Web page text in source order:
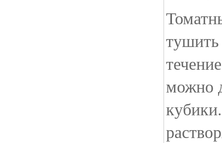
тушить
можно